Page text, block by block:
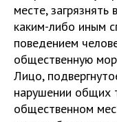
месте,
каким-либо иным
поведением
общественную
Лицо,
нарушении общих
общественном